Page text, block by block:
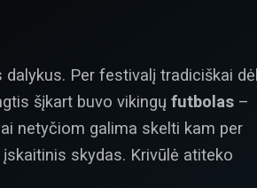
Per festivalį tradiciškai dėl
šįkart buvo vikingų futbolas –
netyčiom galima skelti kam per
skydas. Krivūlė atiteko